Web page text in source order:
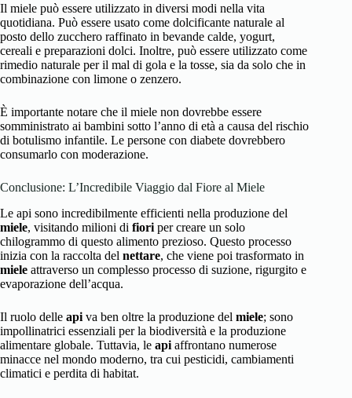
Il miele può essere utilizzato in diversi modi nella vita
quotidiana. Può essere usato come dolcificante naturale al
posto dello zucchero raffinato in bevande calde, yogurt,
cereali e preparazioni dolci. Inoltre, può essere utilizzato come
rimedio naturale per il mal di gola e la tosse, sia da solo che in
combinazione con limone o zenzero.
È importante notare che il miele non dovrebbe essere
somministrato ai bambini sotto l’anno di età a causa del rischio
di botulismo infantile. Le persone con diabete dovrebbero
consumarlo con moderazione.
Conclusione: L’Incredibile Viaggio dal Fiore al Miele
Le api sono incredibilmente efficienti nella produzione del
miele, visitando milioni di fiori per creare un solo
chilogrammo di questo alimento prezioso. Questo processo
inizia con la raccolta del nettare, che viene poi trasformato in
miele attraverso un complesso processo di suzione, rigurgito e
evaporazione dell’acqua.
Il ruolo delle api va ben oltre la produzione del miele; sono
impollinatrici essenziali per la biodiversità e la produzione
alimentare globale. Tuttavia, le api affrontano numerose
minacce nel mondo moderno, tra cui pesticidi, cambiamenti
climatici e perdita di habitat.